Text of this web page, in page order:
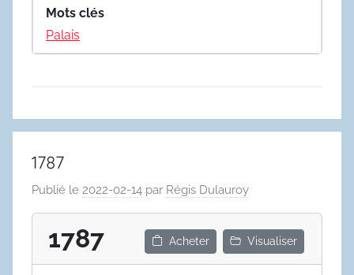
Mots clés
Palais
1787
Publié le 2022-02-14 par Régis Dulauroy
1787 Acheter Visualiser